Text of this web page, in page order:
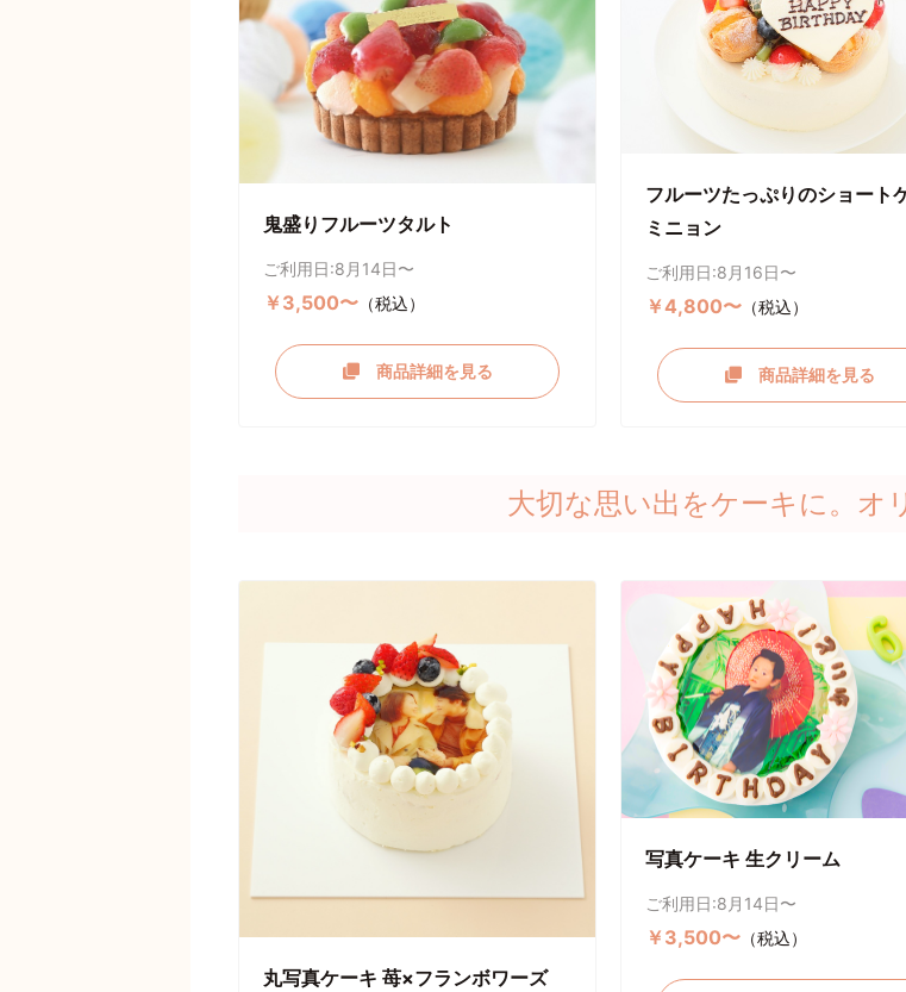
鬼盛りフルーツタルト
ご利用日:8月14日〜
￥3,500〜 （税込）
商品詳細を見る
フルーツたっぷりのショート
ミニョン
ご利用日:8月16日〜
￥4,800〜 （税込）
商品詳細を見る
大切な思い出をケーキに。オ
丸写真ケーキ 苺×フランボワーズ
写真ケーキ 生クリーム
ご利用日:8月14日〜
￥3,500〜 （税込）